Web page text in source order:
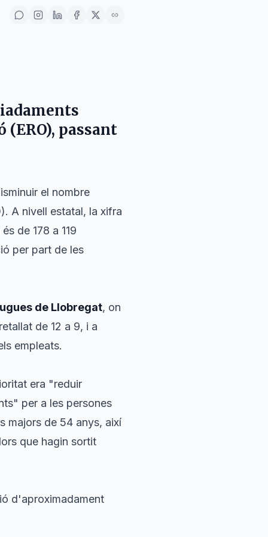
(ERO), passant
el nombre
A nivell estatal, la xifra
de 178 a 119
per part de les
de Llobregat, on
de 12 a 9, i a
empleats.
era "reduir
per a les persones
majors de 54 anys, així
que hagin sortit
d'aproximadament